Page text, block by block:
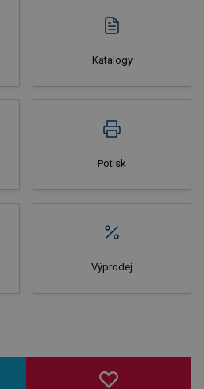
Katalogy
Potisk
Výprodej